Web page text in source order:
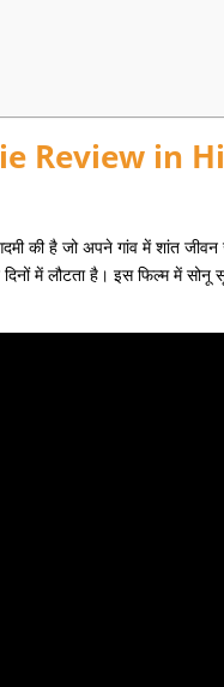
in
की है जो अपने गांव में शांत
दिनों में लौटता है। इस फिल्म में